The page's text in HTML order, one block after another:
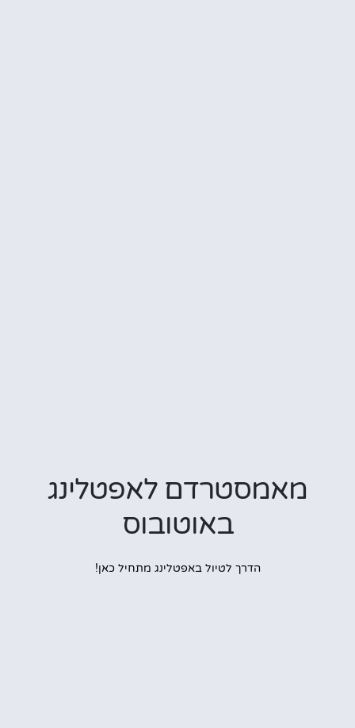
מאמסטרדם לאפטלינג
באוטובוס
הדרך לטיול באפטלינג מתחיל כאן!